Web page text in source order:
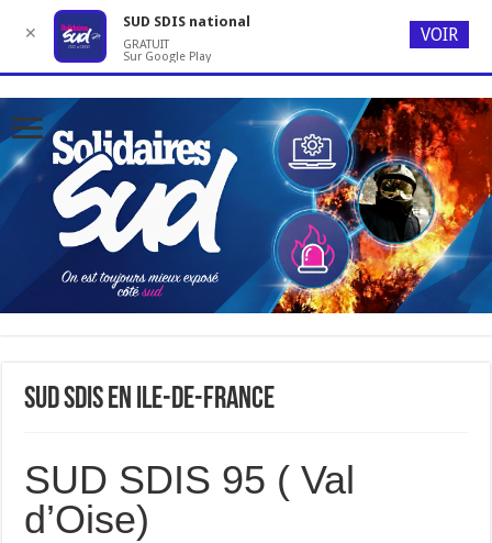
SUD SDIS en Ile-de-France
SUD SDIS 95 ( Val
d’Oise)
✕
SUD SDIS national
GRATUIT
Sur Google Play
VOIR